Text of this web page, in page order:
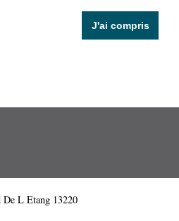
J'ai compris
L Etang 13220